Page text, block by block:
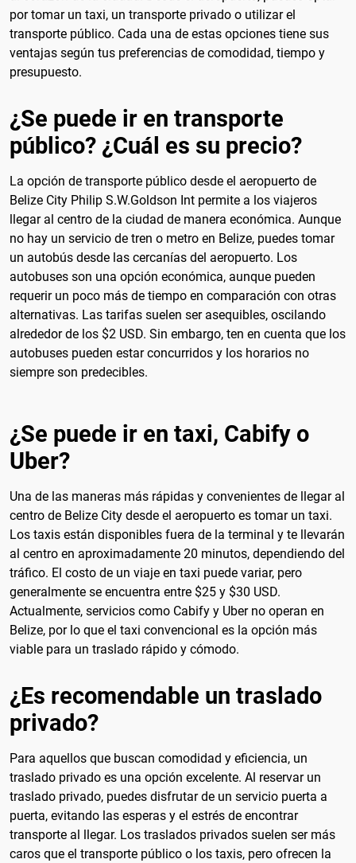
por tomar un taxi, un transporte privado o utilizar el
transporte público. Cada una de estas opciones tiene sus
ventajas según tus preferencias de comodidad, tiempo y
presupuesto.
¿Se puede ir en transporte
público? ¿Cuál es su precio?
La opción de transporte público desde el aeropuerto de
Belize City Philip S.W.Goldson Int permite a los viajeros
llegar al centro de la ciudad de manera económica. Aunque
no hay un servicio de tren o metro en Belize, puedes tomar
un autobús desde las cercanías del aeropuerto. Los
autobuses son una opción económica, aunque pueden
requerir un poco más de tiempo en comparación con otras
alternativas. Las tarifas suelen ser asequibles, oscilando
alrededor de los $2 USD. Sin embargo, ten en cuenta que los
autobuses pueden estar concurridos y los horarios no
siempre son predecibles.
¿Se puede ir en taxi, Cabify o
Uber?
Una de las maneras más rápidas y convenientes de llegar al
centro de Belize City desde el aeropuerto es tomar un taxi.
Los taxis están disponibles fuera de la terminal y te llevarán
al centro en aproximadamente 20 minutos, dependiendo del
tráfico. El costo de un viaje en taxi puede variar, pero
generalmente se encuentra entre $25 y $30 USD.
Actualmente, servicios como Cabify y Uber no operan en
Belize, por lo que el taxi convencional es la opción más
viable para un traslado rápido y cómodo.
¿Es recomendable un traslado
privado?
Para aquellos que buscan comodidad y eficiencia, un
traslado privado es una opción excelente. Al reservar un
traslado privado, puedes disfrutar de un servicio puerta a
puerta, evitando las esperas y el estrés de encontrar
transporte al llegar. Los traslados privados suelen ser más
caros que el transporte público o los taxis, pero ofrecen la